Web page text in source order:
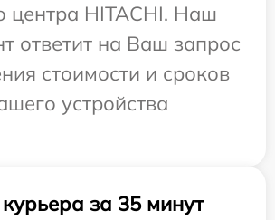
центра HITACHI. Наш
ответит на Ваш запрос
стоимости и сроков
устройства
за 35 минут